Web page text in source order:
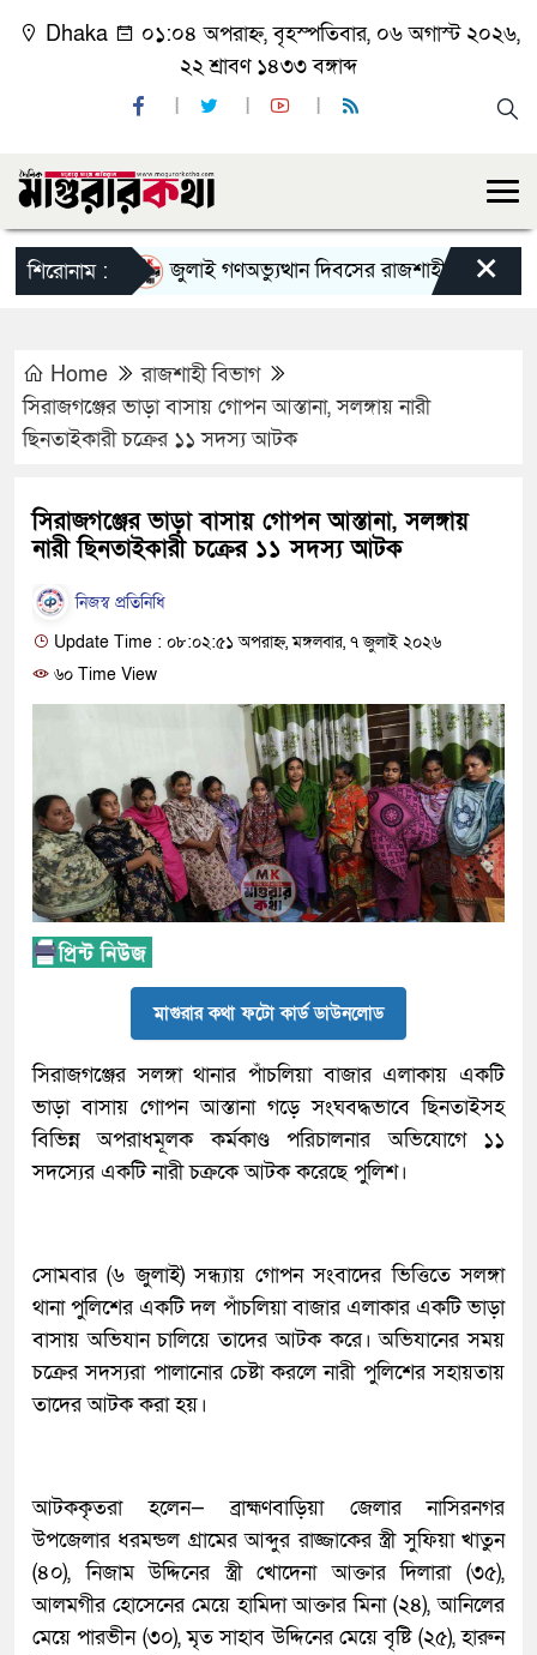
Dhaka
০১:০৪ অপরাহ্ন, বৃহস্পতিবার, ০৬ অগাস্ট ২০২৬,
২২ শ্রাবণ ১৪৩৩ বঙ্গাব্দ
শিরোনাম : জুলাই গণঅভ্যুত্থান দিবসের রাজশাহী মহানগর×
Home
রাজশাহী বিভাগ
সিরাজগঞ্জের ভাড়া বাসায় গোপন আস্তানা, সলঙ্গায় নারী
ছিনতাইকারী চক্রের ১১ সদস্য আটক
সিরাজগঞ্জের ভাড়া বাসায় গোপন আস্তানা, সলঙ্গায়
নারী ছিনতাইকারী চক্রের ১১ সদস্য আটক
নিজস্ব প্রতিনিধি
Update Time : ০৮:০২:৫১ অপরাহ্ন, মঙ্গলবার, ৭ জুলাই ২০২৬
৬০ Time View
মাগুরার কথা ফটো কার্ড ডাউনলোড
সিরাজগঞ্জের সলঙ্গা থানার পাঁচলিয়া বাজার এলাকায় একটি
ভাড়া বাসায় গোপন আস্তানা গড়ে সংঘবদ্ধভাবে ছিনতাইসহ
বিভিন্ন অপরাধমূলক কর্মকাণ্ড পরিচালনার অভিযোগে ১১
সদস্যের একটি নারী চক্রকে আটক করেছে পুলিশ।
সোমবার (৬ জুলাই) সন্ধ্যায় গোপন সংবাদের ভিত্তিতে সলঙ্গা
থানা পুলিশের একটি দল পাঁচলিয়া বাজার এলাকার একটি ভাড়া
বাসায় অভিযান চালিয়ে তাদের আটক করে। অভিযানের সময়
চক্রের সদস্যরা পালানোর চেষ্টা করলে নারী পুলিশের সহায়তায়
তাদের আটক করা হয়।
আটককৃতরা হলেন— ব্রাহ্মণবাড়িয়া জেলার নাসিরনগর
উপজেলার ধরমন্ডল গ্রামের আব্দুর রাজ্জাকের স্ত্রী সুফিয়া খাতুন
(৪০), নিজাম উদ্দিনের স্ত্রী খোদেনা আক্তার দিলারা (৩৫),
আলমগীর হোসেনের মেয়ে হামিদা আক্তার মিনা (২৪), আনিলের
মেয়ে পারভীন (৩০), মৃত সাহাব উদ্দিনের মেয়ে বৃষ্টি (২৫), হারুন